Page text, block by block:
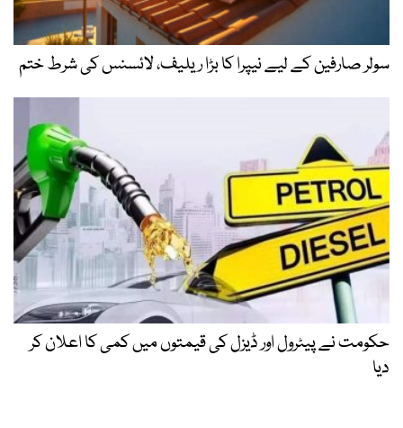
سولر صارفین کے لیے نیپرا کا بڑا ریلیف، لائسنس کی شرط ختم
حکومت نے پیٹرول اور ڈیزل کی قیمتوں میں کمی کا اعلان کر
دیا